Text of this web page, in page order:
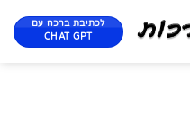
לכתיבת ברכה עם
CHAT GPT